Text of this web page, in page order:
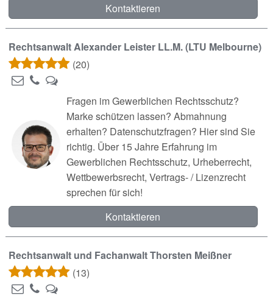
Kontaktieren
Rechtsanwalt Alexander Leister LL.M. (LTU Melbourne)
(20)
Fragen im Gewerblichen Rechtsschutz?
Marke schützen lassen? Abmahnung
erhalten? Datenschutzfragen? Hier sind Sie
richtig. Über 15 Jahre Erfahrung im
Gewerblichen Rechtsschutz, Urheberrecht,
Wettbewerbsrecht, Vertrags- / Lizenzrecht
sprechen für sich!
Kontaktieren
Rechtsanwalt und Fachanwalt Thorsten Meißner
(13)